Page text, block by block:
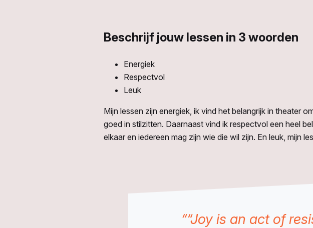
Beschrijf jouw lessen in 3 woorden
Energiek
Respectvol
Leuk
Mijn lessen zijn energiek, ik vind het belangrijk in theater
goed in stilzitten. Daarnaast vind ik respectvol een heel
elkaar en iedereen mag zijn wie die wil zijn. En leuk, mijn
““Joy is an act of